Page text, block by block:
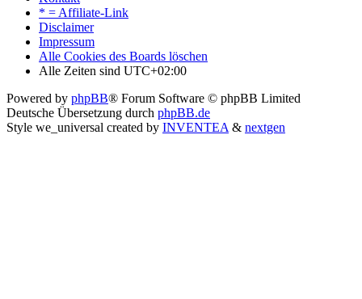
* = Affiliate-Link
Disclaimer
Impressum
Alle Cookies des Boards löschen
Alle Zeiten sind UTC+02:00
Powered by phpBB® Forum Software © phpBB Limited
Deutsche Übersetzung durch phpBB.de
Style we_universal created by INVENTEA & nextgen